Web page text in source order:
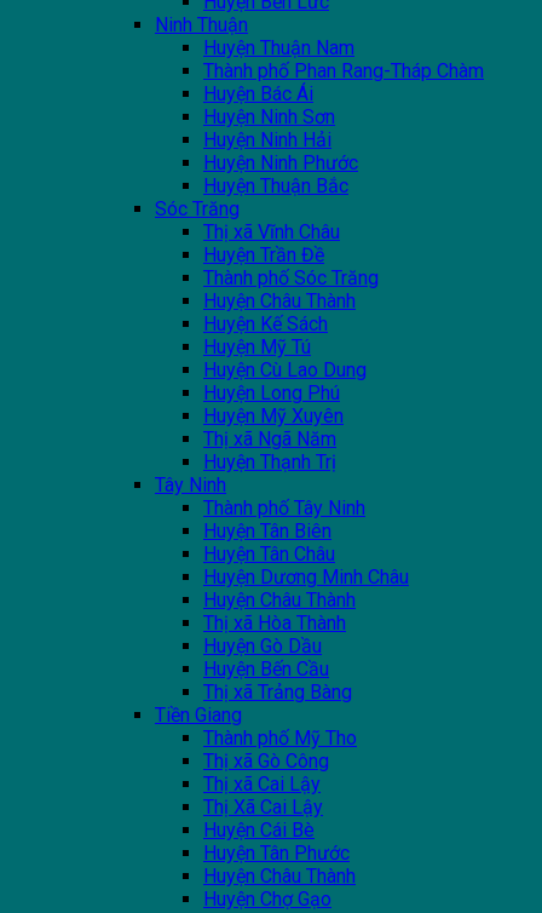
Ninh Thuận
Huyện Thuận Nam
Thành phố Phan Rang-Tháp Chàm
Huyện Bác Ái
Huyện Ninh Sơn
Huyện Ninh Hải
Huyện Ninh Phước
Huyện Thuận Bắc
Sóc Trăng
Thị xã Vĩnh Châu
Huyện Trần Đề
Thành phố Sóc Trăng
Huyện Châu Thành
Huyện Kế Sách
Huyện Mỹ Tú
Huyện Cù Lao Dung
Huyện Long Phú
Huyện Mỹ Xuyên
Thị xã Ngã Năm
Huyện Thạnh Trị
Tây Ninh
Thành phố Tây Ninh
Huyện Tân Biên
Huyện Tân Châu
Huyện Dương Minh Châu
Huyện Châu Thành
Thị xã Hòa Thành
Huyện Gò Dầu
Huyện Bến Cầu
Thị xã Trảng Bàng
Tiền Giang
Thành phố Mỹ Tho
Thị xã Gò Công
Thị xã Cai Lậy
Thị Xã Cai Lậy
Huyện Cái Bè
Huyện Tân Phước
Huyện Châu Thành
Huyện Chợ Gạo